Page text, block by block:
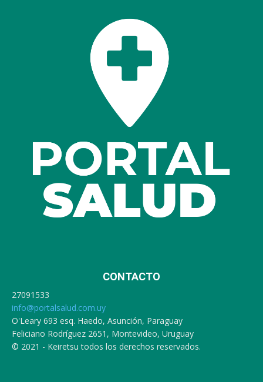
CONTACTO
27091533
info@portalsalud.com.uy
O'Leary 693 esq. Haedo, Asunción, Paraguay
Feliciano Rodríguez 2651, Montevideo, Uruguay
© 2021 - Keiretsu todos los derechos reservados.